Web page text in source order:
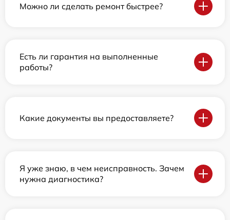
Можно ли сделать ремонт быстрее?
Есть ли гарантия на выполненные
работы?
Какие документы вы предоставляете?
Я уже знаю, в чем неисправность. Зачем
нужна диагностика?